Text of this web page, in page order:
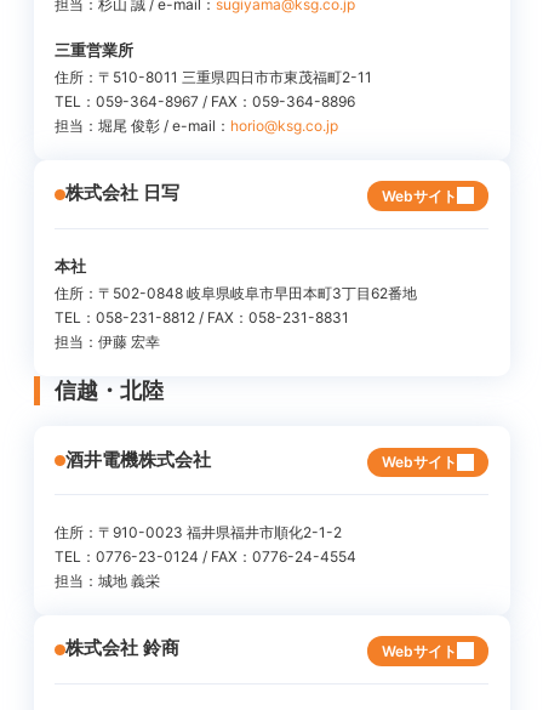
担当：杉山 誠 / e-mail： sugiyama@ksg.co.jp
三重営業所
住所：〒510-8011 三重県四日市市東茂福町2-11
TEL：059-364-8967 / FAX：059-364-8896
担当：堀尾 俊彰 / e-mail： horio@ksg.co.jp
株式会社 日写 Webサイト
本社
住所：〒502-0848 岐阜県岐阜市早田本町3丁目62番地
TEL：058-231-8812 / FAX：058-231-8831
担当：伊藤 宏幸
信越・北陸
酒井電機株式会社 Webサイト
住所：〒910-0023 福井県福井市順化2-1-2
TEL：0776-23-0124 / FAX：0776-24-4554
担当：城地 義栄
株式会社 鈴商 Webサイト